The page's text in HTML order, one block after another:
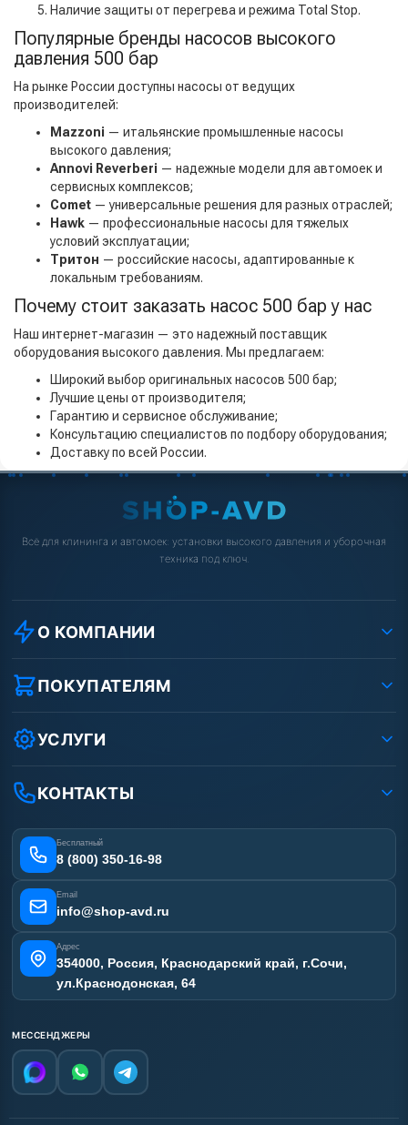
Наличие защиты от перегрева и режима Total Stop.
Популярные бренды насосов высокого
давления 500 бар
На рынке России доступны насосы от ведущих
производителей:
Mazzoni — итальянские промышленные насосы
высокого давления;
Annovi Reverberi — надежные модели для автомоек и
сервисных комплексов;
Comet — универсальные решения для разных отраслей;
Hawk — профессиональные насосы для тяжелых
условий эксплуатации;
Тритон — российские насосы, адаптированные к
локальным требованиям.
Почему стоит заказать насос 500 бар у нас
Наш интернет-магазин — это надежный поставщик
оборудования высокого давления. Мы предлагаем:
Широкий выбор оригинальных насосов 500 бар;
Лучшие цены от производителя;
Гарантию и сервисное обслуживание;
Консультацию специалистов по подбору оборудования;
Доставку по всей России.
Всё для клининга и автомоек: установки высокого давления и уборочная
техника под ключ.
О КОМПАНИИ
О компании
Реквизиты ООО «Шоп АВД»
Условия соглашения
Вакансии
Статьи
ПОКУПАТЕЛЯМ
Как заказать?
Оплата
Лизинг
Получить скидку
УСЛУГИ
Ремонт АВД
Сертификаты
Отзывы наших клиентов
Карта сайта
КОНТАКТЫ
Бесплатный
8 (800) 350-16-98
Email
info@shop-avd.ru
Адрес
354000, Россия, Краснодарский край, г.Сочи,
ул.Краснодонская, 64
МЕССЕНДЖЕРЫ